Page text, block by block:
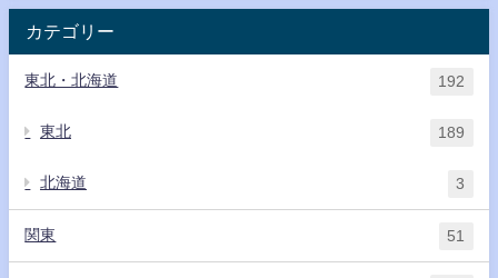
カテゴリー
東北・北海道 192
東北 189
北海道 3
関東 51